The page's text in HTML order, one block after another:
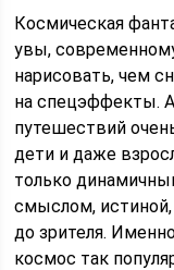
Космическая
увы,
нарисовать, чем
на спецэффекты.
путешествий
дети и даже
только
смыслом,
до зрителя.
космос так